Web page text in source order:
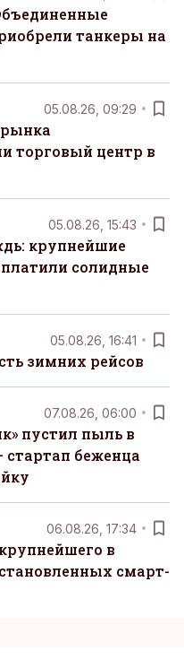
танкеры на
05.08.26, 09:29
торговый центр в
05.08.26, 15:43
крупнейшие
солидные
05.08.26, 16:41
зимних рейсов
07.08.26, 06:00
пустил пыль в
беженца
06.08.26, 17:34
в
смарт-